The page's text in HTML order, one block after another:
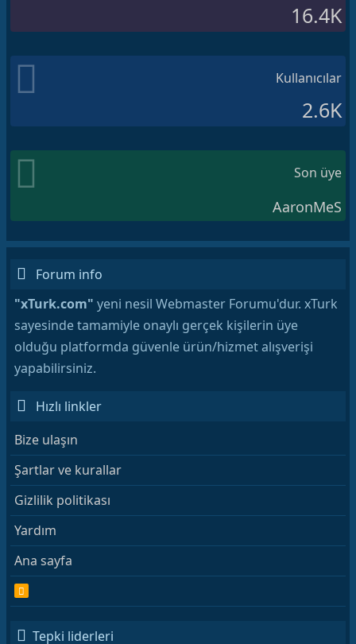
16.4K
Kullanıcılar
2.6K
Son üye
AaronMeS
Forum info
"xTurk.com" yeni nesil Webmaster Forumu'dur. xTurk
sayesinde tamamiyle onaylı gerçek kişilerin üye
olduğu platformda güvenle ürün/hizmet alışverişi
yapabilirsiniz.
Hızlı linkler
Bize ulaşın
Şartlar ve kurallar
Gizlilik politikası
Yardım
Ana sayfa
R
S
Tepki liderleri